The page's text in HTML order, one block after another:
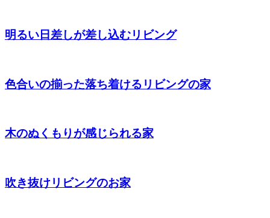
明るい日差しが差し込むリビング
色合いの揃った落ち着けるリビングの家
木のぬくもりが感じられる家
吹き抜けリビングのお家